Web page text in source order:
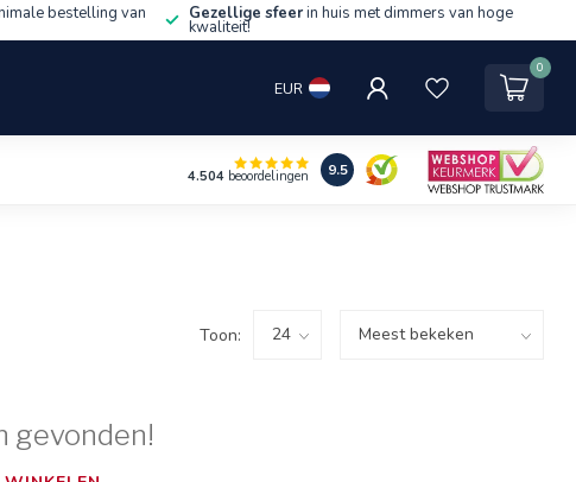
bestelling van Gezellige sfeerin huis met dimmers van hoge
kwaliteit!
EUR
0
4.504 beoordelingen 9.5
Toon:
gevonden!